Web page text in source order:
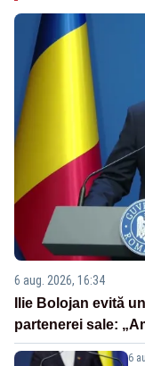
6 aug. 2026, 16:34
Ilie Bolojan evită
partenerei sale:
6